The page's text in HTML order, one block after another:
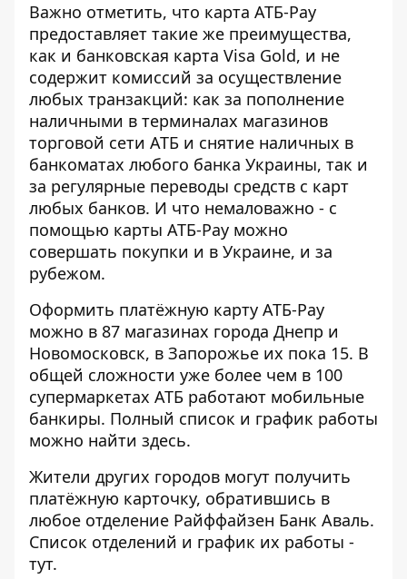
Важно отметить, что карта АТБ-Pay
предоставляет такие же преимущества,
как и банковская карта Visa Gold, и не
содержит комиссий за осуществление
любых транзакций: как за пополнение
наличными в терминалах магазинов
торговой сети АТБ и снятие наличных в
банкоматах любого банка Украины, так и
за регулярные переводы средств с карт
любых банков. И что немаловажно - с
помощью карты АТБ-Pay можно
совершать покупки и в Украине, и за
рубежом.
Оформить платёжную карту АТБ-Pay
можно в 87 магазинах города Днепр и
Новомосковск, в Запорожье их пока 15. В
общей сложности уже более чем в 100
супермаркетах АТБ работают мобильные
банкиры. Полный список и график работы
можно найти здесь.
Жители других городов могут получить
платёжную карточку, обратившись в
любое отделение Райффайзен Банк Аваль.
Список отделений и график их работы -
тут.